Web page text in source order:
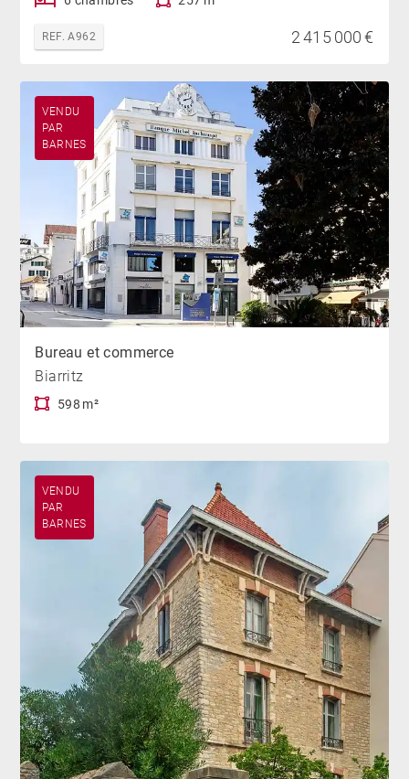
REF. A962 2 415 000 €
VENDU
PAR
BARNES
Bureau et commerce
Biarritz
598 m²
VENDU
PAR
BARNES